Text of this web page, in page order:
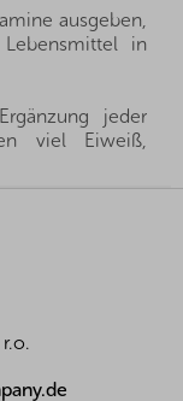
ausgeben,
in
jeder
viel Eiweiß,
reichhaltige
Beziehungen
sind
direkt von